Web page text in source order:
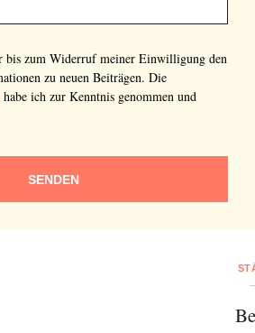
bis zum Widerruf meiner Einwilligung den
zu neuen Beiträgen. Die
habe ich zur Kenntnis genommen und
SENDEN